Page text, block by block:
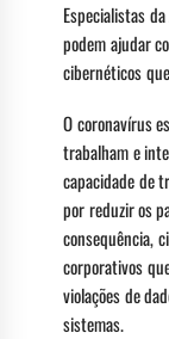
Especialistas
podem ajudar
cibernéticos
O coronavírus
trabalham e
capacidade de
por reduzir os
consequência,
corporativos
violações de
sistemas.